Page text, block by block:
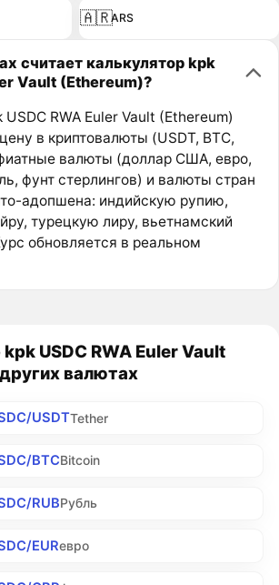
🇦🇷ARS
считает калькулятор kpk
Vault (Ethereum)?
USDC RWA Euler Vault (Ethereum)
в криптовалюты (USDT, BTC,
валюты (доллар США, евро,
фунт стерлингов) и валюты стран
адопшена: индийскую рупию,
турецкую лиру, вьетнамский
обновляется в реальном
USDC RWA Euler Vault
валютах
USDTTether
BTCBitcoin
RUBРубль
EURевро